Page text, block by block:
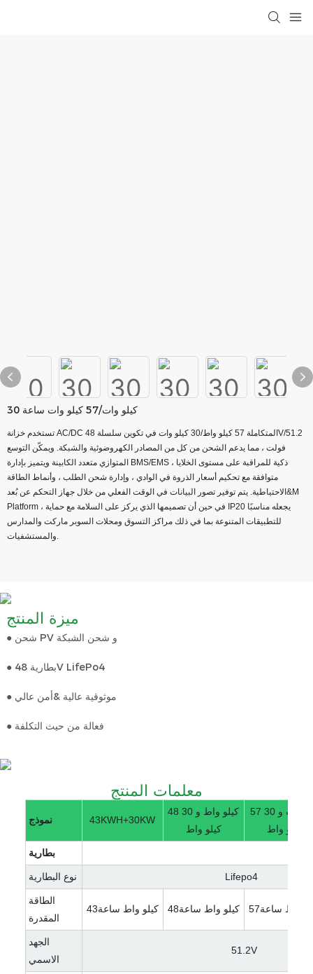
30 كيلو وات/57 كيلو وات ساعة
تستخدم خزانة AC/DC المتكاملة 57 كيلو واط/30 كيلو وات في تكوين سلسلة 48V/51.2
فولت ، مما يدعم الشحن من كل من المصادر الكهروضوئية والشبكة. ويمكّن التوسع
المتوازي متعدد الكابينة ويتميز بإدارة BMS/EMS ذكية للمراقبة على مستوى الخلايا ،
متوافقة مع تحكيم أسعار الذروة في الوادي ، وإدارة شحن الطلب ، وأنماط الطاقة
الاحتياطية. يتم توفير تصور البيانات في الوقت الفعلي من خلال جهاز التحكم عن بُعد&M
Platform ، في حين أن تصميمها الذي يركز على السلامة مع حماية IP20 يجعله مناسبًا
للتطبيقات المتنوعة بما في ذلك مراكز التسوق ومحلات السوبر ماركت والمدارس
والمستشفيات.
● شحن PV و شحن الشبكة
● بطارية 48V LifePo4
● موثوقية عالية &أمن عالي
● فعالة من حيث التكلفة
معلمات المنتج
نموذج 43KWH+30KW
48 كيلو واط و 30
كيلو واط
57 كيلووات و 30
كيلو واط
بطارية
نوع البطارية Lifepo4
الطاقة
المقدرة
كيلو واط ساعة43 كيلو واط ساعة48 واط ساعة57
الجهد
الاسمي
51.2V